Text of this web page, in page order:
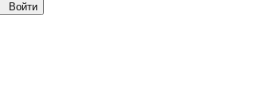
Войти